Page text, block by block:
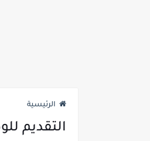
الرئيسية
التقديم